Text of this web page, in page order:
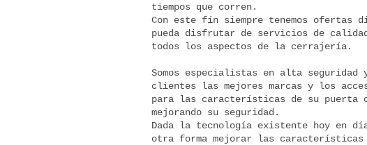
tiempos que corren.
Con este fín siempre tenemos ofertas
pueda disfrutar de servicios de
todos los aspectos de la cerrajería.
Somos especialistas en alta seguridad y
clientes las mejores marcas y los
para las características de su puerta
mejorando su seguridad.
Dada la tecnología existente hoy en
otra forma mejorar las características